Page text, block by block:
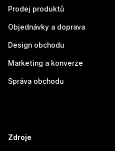
Prodej produktů
Objednávky a doprava
Design obchodu
Marketing a konverze
Správa obchodu
Zdroje